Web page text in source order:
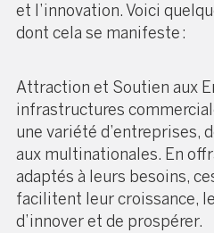
et l’innovation. Voici
dont cela se manifeste :
Attraction et Soutien aux
infrastructures
une variété d’entreprises,
aux multinationales. En
adaptés à leurs besoins,
facilitent leur croissance,
d’innover et de prospérer.